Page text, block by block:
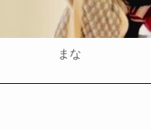
まな